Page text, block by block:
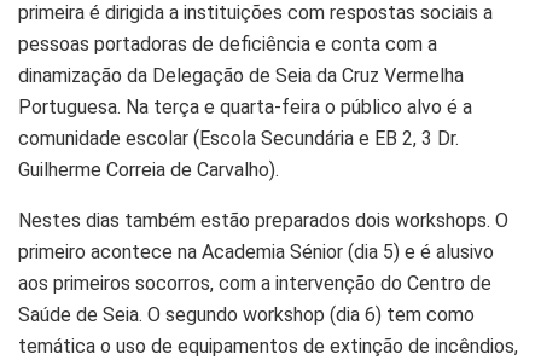
primeira é dirigida a instituições com respostas sociais a
pessoas portadoras de deficiência e conta com a
dinamização da Delegação de Seia da Cruz Vermelha
Portuguesa. Na terça e quarta-feira o público alvo é a
comunidade escolar (Escola Secundária e EB 2, 3 Dr.
Guilherme Correia de Carvalho).
Nestes dias também estão preparados dois workshops. O
primeiro acontece na Academia Sénior (dia 5) e é alusivo
aos primeiros socorros, com a intervenção do Centro de
Saúde de Seia. O segundo workshop (dia 6) tem como
temática o uso de equipamentos de extinção de incêndios,